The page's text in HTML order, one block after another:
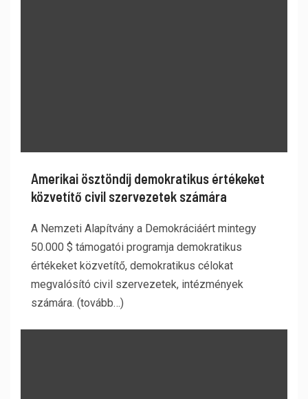
Amerikai ösztöndíj demokratikus értékeket
közvetítő civil szervezetek számára
A Nemzeti Alapítvány a Demokráciáért mintegy
50.000 $ támogatói programja demokratikus
értékeket közvetítő, demokratikus célokat
megvalósító civil szervezetek, intézmények
számára. (tovább…)